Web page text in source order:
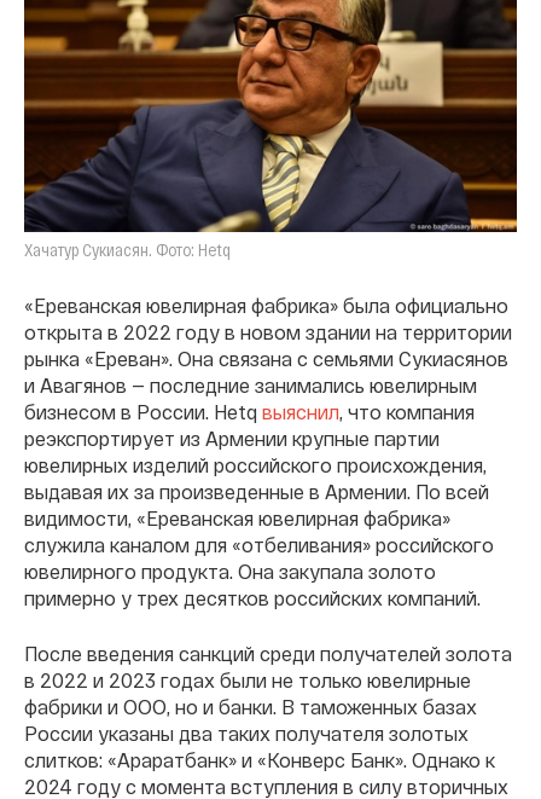
Хачатур Сукиасян. Фото: Hetq
«Ереванская ювелирная фабрика» была официально
открыта в 2022 году в новом здании на территории
рынка «Ереван». Она связана с семьями Сукиасянов
и Авагянов — последние занимались ювелирным
бизнесом в России. Hetq выяснил , что компания
реэкспортирует из Армении крупные партии
ювелирных изделий российского происхождения,
выдавая их за произведенные в Армении. По всей
видимости, «Ереванская ювелирная фабрика»
служила каналом для «отбеливания» российского
ювелирного продукта. Она закупала золото
примерно у трех десятков российских компаний.
После введения санкций среди получателей золота
в 2022 и 2023 годах были не только ювелирные
фабрики и ООО, но и банки. В таможенных базах
России указаны два таких получателя золотых
слитков: «Араратбанк» и «Конверс Банк». Однако к
2024 году с момента вступления в силу вторичных